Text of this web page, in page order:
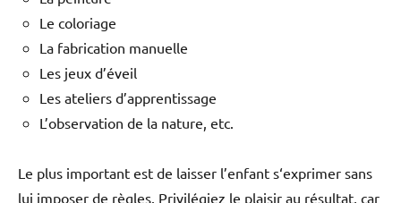
Le coloriage
La fabrication manuelle
Les jeux d’éveil
Les ateliers d’apprentissage
L’observation de la nature, etc.
Le plus important est de laisser l’enfant s‘exprimer sans
lui imposer de règles. Privilégiez le plaisir au résultat, car